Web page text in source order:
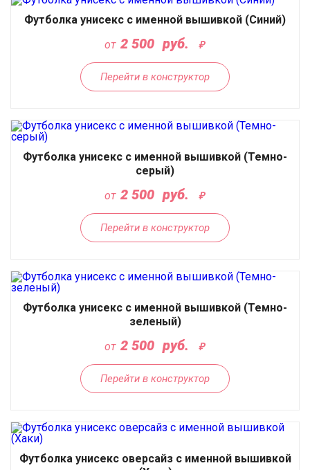
Футболка унисекс с именной вышивкой (Синий)
от 2 500 руб.
Перейти в конструктор
Футболка унисекс с именной вышивкой (Темно-
серый)
от 2 500 руб.
Перейти в конструктор
Футболка унисекс с именной вышивкой (Темно-
зеленый)
от 2 500 руб.
Перейти в конструктор
Футболка унисекс оверсайз с именной вышивкой